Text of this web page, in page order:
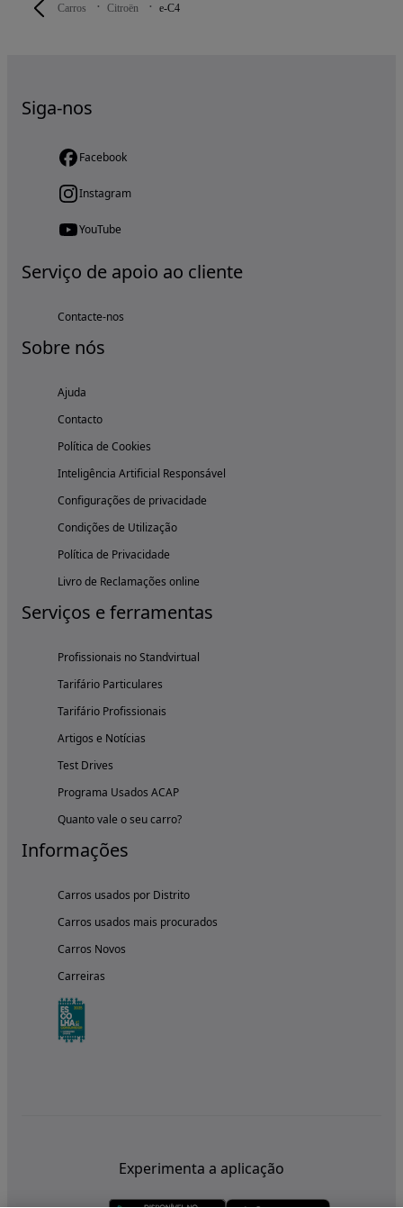
Carros Citroën e-C4
Siga-nos
Facebook
Instagram
YouTube
Serviço de apoio ao cliente
Contacte-nos
Sobre nós
Ajuda
Contacto
Política de Cookies
Inteligência Artificial Responsável
Configurações de privacidade
Condições de Utilização
Política de Privacidade
Livro de Reclamações online
Serviços e ferramentas
Profissionais no Standvirtual
Tarifário Particulares
Tarifário Profissionais
Artigos e Notícias
Test Drives
Programa Usados ACAP
Quanto vale o seu carro?
Informações
Carros usados por Distrito
Carros usados mais procurados
Carros Novos
Carreiras
Experimenta a aplicação